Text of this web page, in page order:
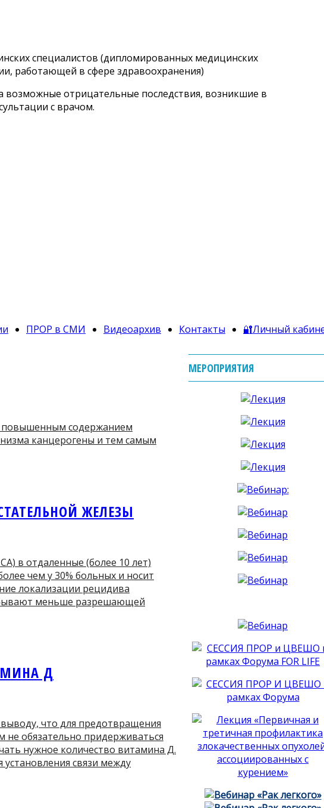
специалистов (дипломированных медицинских
работающей в сфере здравоохранения)
возможные отрицательные последствия, возникшие в
с врачом.
ПРОР в СМИ Видеоархив Контакты 🔐Личный
повышенным содержанием
канцерогены и тем самым
ЖЕЛЕЗЫ
в отдаленные (более 10 лет)
чем у 30% больных и носит
локализации рецидива
меньше разрешающей
Д
что для предотвращения
не обязательно придерживаться
нужное количество витамина Д.
связи между
МЕРОПРИЯТИЯ